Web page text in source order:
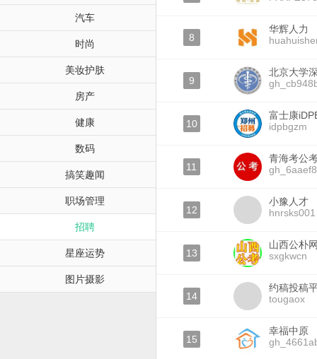
汽车
时尚
美妆护肤
房产
健康
数码
搞笑趣闻
职场管理
招聘
星座运势
图片摄影
8
华辉人力
9
北京大学
10
富士康
idpbgzm
11
青海考公
12
小豫人才
hnrsks001
13
山西公朴
sxgkwcn
14
约稿投稿
tougaox
15
幸福中原